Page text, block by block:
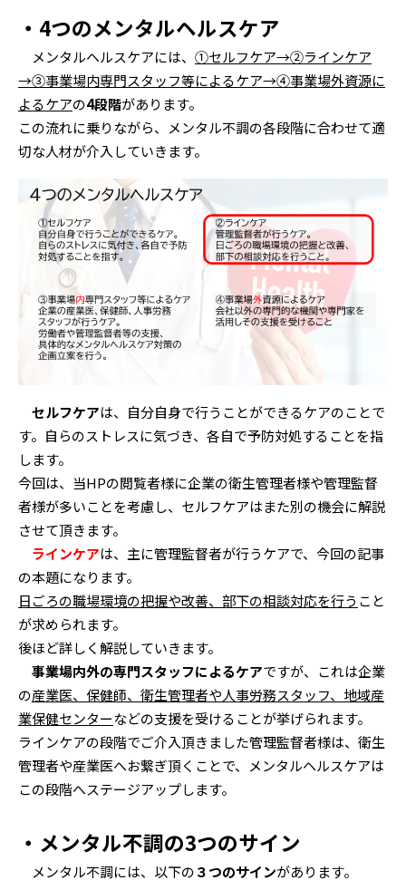
・4つのメンタルヘルスケア
メンタルヘルスケアには、 ①セルフケア→②ラインケア
→③事業場内専門スタッフ等によるケア→④事業場外資源に
よるケアの4段階があります。
この流れに乗りながら、メンタル不調の各段階に合わせて適
切な人材が介入していきます。
セルフケアは、自分自身で行うことができるケアのことで
す。自らのストレスに気づき、各自で予防対処することを指
します。
今回は、当HPの閲覧者様に企業の衛生管理者様や管理監督
者様が多いことを考慮し、セルフケアはまた別の機会に解説
させて頂きます。
ラインケアは、主に管理監督者が行うケアで、今回の記事
の本題になります。
日ごろの職場環境の把握や改善、部下の相談対応を行う こと
が求められます。
後ほど詳しく解説していきます。
事業場内外の専門スタッフによるケアですが、これは企業
の産業医、保健師、衛生管理者や人事労務スタッフ、地域産
業保健センターなどの支援を受けることが挙げられます。
ラインケアの段階でご介入頂きました管理監督者様は、衛生
管理者や産業医へお繋ぎ頂くことで、メンタルヘルスケアは
この段階へステージアップします。
・メンタル不調の3つのサイン
メンタル不調には、以下の３つのサインがあります。